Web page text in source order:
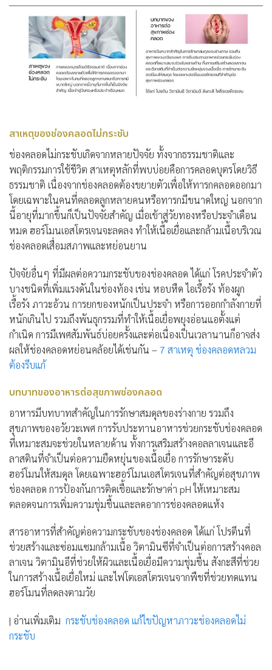
สาเหตุของช่องคลอดไม่กระชับ
ช่องคลอดไม่กระชับเกิดจากหลายปัจจัย ทั้งจากธรรมชาติและ
พฤติกรรมการใช้ชีวิต สาเหตุหลักที่พบบ่อยคือการคลอดบุตรโดยวิธี
ธรรมชาติ เนื่องจากช่องคลอดต้องขยายตัวเพื่อให้ทารกคลอดออกมา
โดยเฉพาะในคนที่คลอดลูกหลายคนหรือทารกมีขนาดใหญ่ นอกจาก
นี้อายุที่มากขึ้นก็เป็นปัจจัยสำคัญ เมื่อเข้าสู่วัยทองหรือประจำเดือน
หมด ฮอร์โมนเอสโตรเจนจะลดลง ทำให้เนื้อเยื่อและกล้ามเนื้อบริเวณ
ช่องคลอดเสื่อมสภาพและหย่อนยาน
ปัจจัยอื่นๆ ที่มีผลต่อความกระชับของช่องคลอด ได้แก่ โรคประจำตัว
บางชนิดที่เพิ่มแรงดันในช่องท้อง เช่น หอบหืด ไอเรื้อรัง ท้องผูก
เรื้อรัง ภาวะอ้วน การยกของหนักเป็นประจำ หรือการออกกำลังกายที่
หนักเกินไป รวมถึงพันธุกรรมที่ทำให้เนื้อเยื่อพยุงอ่อนแอตั้งแต่
กำเนิด การมีเพศสัมพันธ์บ่อยครั้งและต่อเนื่องเป็นเวลานานก็อาจส่ง
ผลให้ช่องคลอดหย่อนคล้อยได้เช่นกัน – 7 สาเหตุ ช่องคลอดหลวม
ต้องรีบแก้
บทบาทของอาหารต่อสุขภาพช่องคลอด
อาหารมีบทบาทสำคัญในการรักษาสมดุลของร่างกาย รวมถึง
สุขภาพของอวัยวะเพศ การรับประทานอาหารช่วยกระชับช่องคลอด
ที่เหมาะสมจะช่วยในหลายด้าน ทั้งการเสริมสร้างคอลลาเจนและอี
ลาสตินที่จำเป็นต่อความยืดหยุ่นของเนื้อเยื่อ การรักษาระดับ
ฮอร์โมนให้สมดุล โดยเฉพาะฮอร์โมนเอสโตรเจนที่สำคัญต่อสุขภาพ
ช่องคลอด การป้องกันการติดเชื้อและรักษาค่า pH ให้เหมาะสม
ตลอดจนการเพิ่มความชุ่มชื้นและลดอาการช่องคลอดแห้ง
สารอาหารที่สำคัญต่อความกระชับของช่องคลอด ได้แก่ โปรตีนที่
ช่วยสร้างและซ่อมแซมกล้ามเนื้อ วิตามินซีที่จำเป็นต่อการสร้างคอล
ลาเจน วิตามินอีที่ช่วยให้ผิวและเนื้อเยื่อมีความชุ่มชื้น สังกะสีที่ช่วย
ในการสร้างเนื้อเยื่อใหม่ และไฟโตเอสโตรเจนจากพืชที่ช่วยทดแทน
ฮอร์โมนที่ลดลงตามวัย
| อ่านเพิ่มเติม กระชับช่องคลอด แก้ไขปัญหาภาวะช่องคลอดไม่
กระชับ